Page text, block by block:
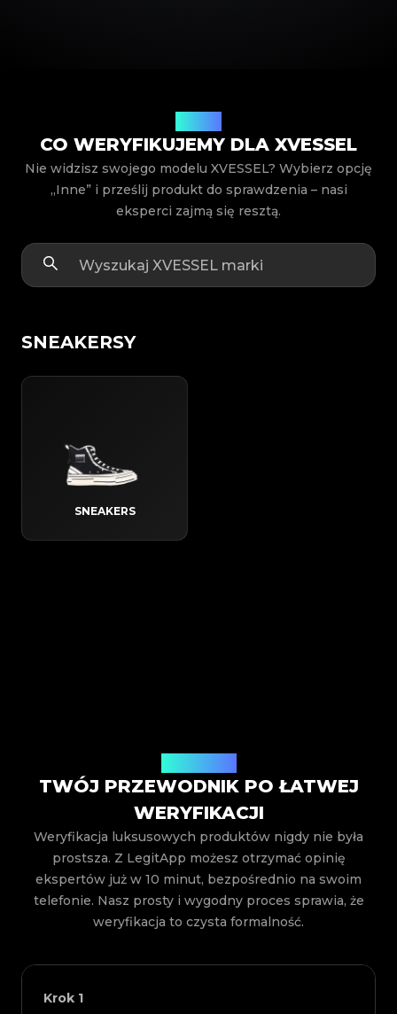
CO WERYFIKUJEMY DLA XVESSEL
Nie widzisz swojego modelu XVESSEL? Wybierz opcję
„Inne” i prześlij produkt do sprawdzenia – nasi
eksperci zajmą się resztą.
SNEAKERSY
SNEAKERS
TWÓJ PRZEWODNIK PO ŁATWEJ
WERYFIKACJI
Weryfikacja luksusowych produktów nigdy nie była
prostsza. Z LegitApp możesz otrzymać opinię
ekspertów już w 10 minut, bezpośrednio na swoim
telefonie. Nasz prosty i wygodny proces sprawia, że
weryfikacja to czysta formalność.
Krok 1